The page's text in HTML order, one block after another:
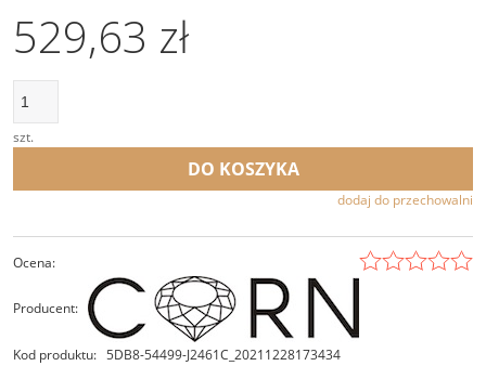
529,63 zł
szt.
DO KOSZYKA
dodaj do przechowalni
Ocena:
Producent:
Kod produktu: 5DB8-54499-J2461C_20211228173434